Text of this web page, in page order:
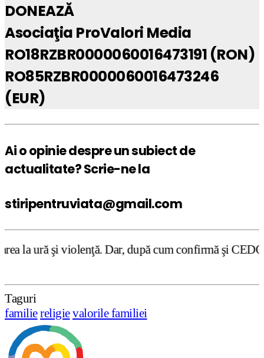
DONEAZĂ
Asociaţia ProValori Media
RO18RZBR0000060016473191 (RON)
RO85RZBR0000060016473246
(EUR)
Ai o opinie despre un subiect de
actualitate? Scrie-ne la
stiripentruviata@gmail.com
Dar, după cum confirmă şi CEDO în cazul
Taguri
familiereligievalorile familiei